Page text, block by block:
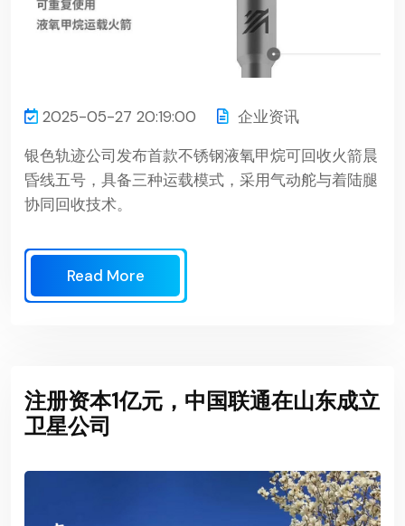
2025-05-27 20:19:00
企业资讯
银色轨迹公司发布首款不锈钢液氧甲烷可回收火箭晨
昏线五号，具备三种运载模式，采用气动舵与着陆腿
协同回收技术。
Read More
注册资本1亿元，中国联通在山东成立
卫星公司